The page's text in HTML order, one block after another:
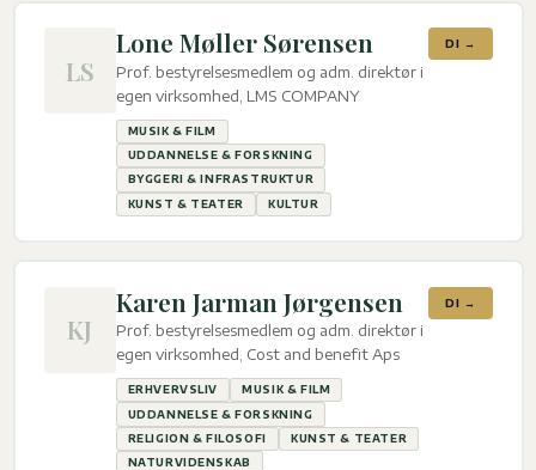
LS
Lone Møller Sørensen
Prof. bestyrelsesmedlem og adm. direktør i
egen virksomhed, LMS COMPANY
MUSIK & FILM
UDDANNELSE & FORSKNING
BYGGERI & INFRASTRUKTUR
KUNST & TEATER
KULTUR
DI →
KJ
Karen Jarman Jørgensen
Prof. bestyrelsesmedlem og adm. direktør i
egen virksomhed, Cost and benefit Aps
ERHVERVSLIV
MUSIK & FILM
UDDANNELSE & FORSKNING
RELIGION & FILOSOFI
KUNST & TEATER
NATURVIDENSKAB
DI →